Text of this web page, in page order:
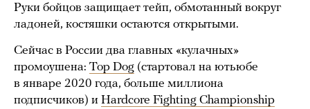
Руки бойцов защищает тейп, обмотанный вокруг
ладоней, костяшки остаются открытыми.
Сейчас в России два главных «кулачных»
промоушена: Top Dog (стартовал на ютьюбе
в январе 2020 года, больше миллиона
подписчиков) и Hardcore Fighting Championship